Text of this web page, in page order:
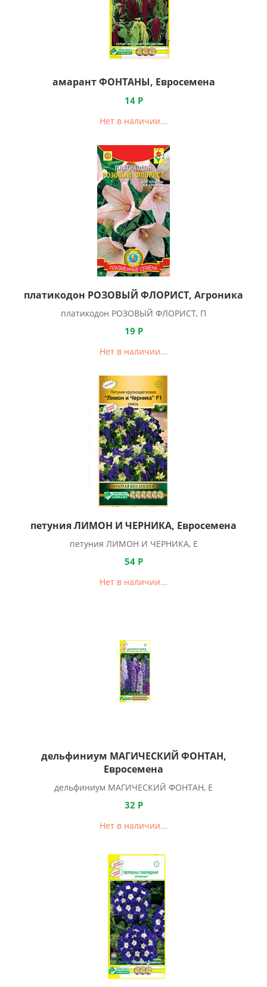
амарант ФОНТАНЫ, Евросемена
14 Р
Нет в наличии...
платикодон РОЗОВЫЙ ФЛОРИСТ, Агроника
платикодон РОЗОВЫЙ ФЛОРИСТ, П
19 Р
Нет в наличии...
петуния ЛИМОН И ЧЕРНИКА, Евросемена
петуния ЛИМОН И ЧЕРНИКА, Е
54 Р
Нет в наличии...
дельфиниум МАГИЧЕСКИЙ ФОНТАН,
Евросемена
дельфиниум МАГИЧЕСКИЙ ФОНТАН, Е
32 Р
Нет в наличии...